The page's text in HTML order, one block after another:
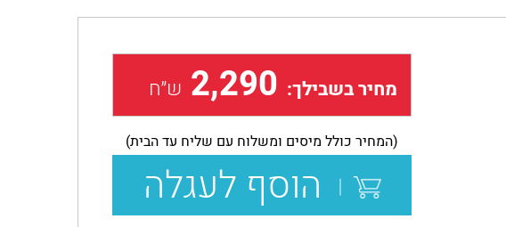
מחיר בשבילך: 2,290 ש״ח
(המחיר כולל מיסים ומשלוח עם שליח עד הבית)
הוסף לעגלה